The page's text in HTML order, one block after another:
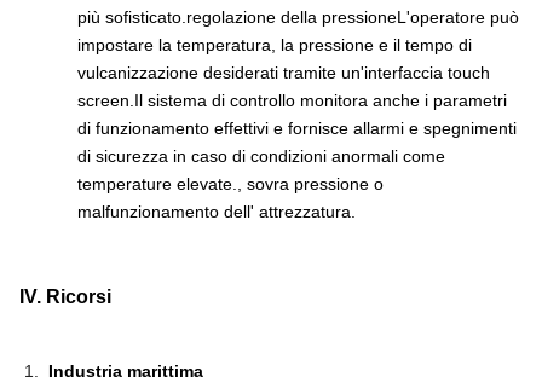
più sofisticato.regolazione della pressioneL'operatore può
impostare la temperatura, la pressione e il tempo di
vulcanizzazione desiderati tramite un'interfaccia touch
screen.Il sistema di controllo monitora anche i parametri
di funzionamento effettivi e fornisce allarmi e spegnimenti
di sicurezza in caso di condizioni anormali come
temperature elevate., sovra pressione o
malfunzionamento dell' attrezzatura.
IV. Ricorsi
Industria marittima